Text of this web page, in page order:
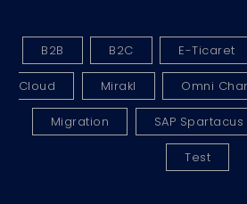
B2B B2C E-Ticaret
Cloud Mirakl Omni
Migration SAP Spartacus
Test